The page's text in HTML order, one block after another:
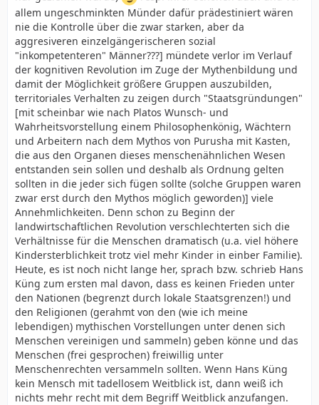
allem ungeschminkten Münder dafür prädestiniert wären
nie die Kontrolle über die zwar starken, aber da
aggresiveren einzelgängerischeren sozial
"inkompetenteren" Männer???] mündete verlor im Verlauf
der kognitiven Revolution im Zuge der Mythenbildung und
damit der Möglichkeit größere Gruppen auszubilden,
territoriales Verhalten zu zeigen durch "Staatsgründungen"
[mit scheinbar wie nach Platos Wunsch- und
Wahrheitsvorstellung einem Philosophenkönig, Wächtern
und Arbeitern nach dem Mythos von Purusha mit Kasten,
die aus den Organen dieses menschenähnlichen Wesen
entstanden sein sollen und deshalb als Ordnung gelten
sollten in die jeder sich fügen sollte (solche Gruppen waren
zwar erst durch den Mythos möglich geworden)] viele
Annehmlichkeiten. Denn schon zu Beginn der
landwirtschaftlichen Revolution verschlechterten sich die
Verhältnisse für die Menschen dramatisch (u.a. viel höhere
Kindersterblichkeit trotz viel mehr Kinder in einber Familie).
Heute, es ist noch nicht lange her, sprach bzw. schrieb Hans
Küng zum ersten mal davon, dass es keinen Frieden unter
den Nationen (begrenzt durch lokale Staatsgrenzen!) und
den Religionen (gerahmt von den (wie ich meine
lebendigen) mythischen Vorstellungen unter denen sich
Menschen vereinigen und sammeln) geben könne und das
Menschen (frei gesprochen) freiwillig unter
Menschenrechten versammeln sollten. Wenn Hans Küng
kein Mensch mit tadellosem Weitblick ist, dann weiß ich
nichts mehr recht mit dem Begriff Weitblick anzufangen.